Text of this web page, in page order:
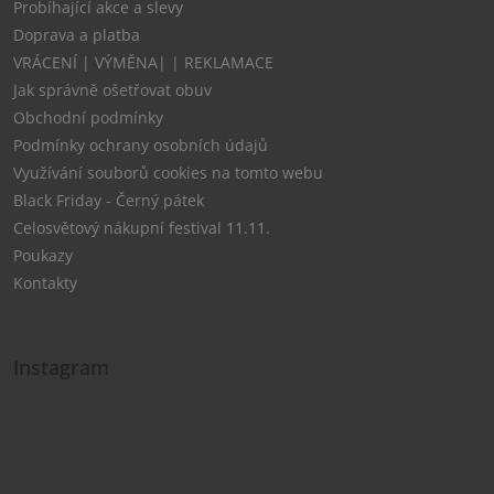
Probíhající akce a slevy
Doprava a platba
VRÁCENÍ | VÝMĚNA| | REKLAMACE
Jak správně ošetřovat obuv
Obchodní podmínky
Podmínky ochrany osobních údajů
Využívání souborů cookies na tomto webu
Black Friday - Černý pátek
Celosvětový nákupní festival 11.11.
Poukazy
Kontakty
Instagram